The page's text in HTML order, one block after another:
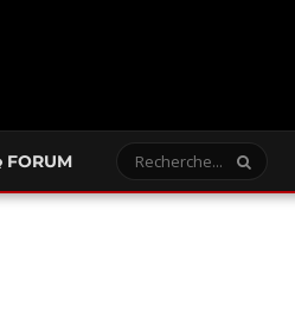
FORUM